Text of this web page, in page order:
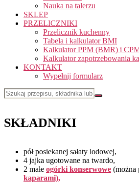
Nauka na talerzu
SKLEP
PRZELICZNIKI
Przelicznik kuchenny
Tabela i kalkulator BMI
Kalkulator PPM (BMR) i
Kalkulator zapotrzebowania
KONTAKT
Wypełnij formularz
SKŁADNIKI
pół posiekanej sałaty lodowej,
4 jajka ugotowane na twardo,
2 małe ogórki konserwowe (można
kaparami),